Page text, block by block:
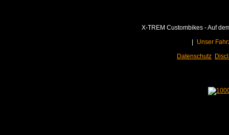
X-TREM Custombikes - Auf
Unser
Datenschutz